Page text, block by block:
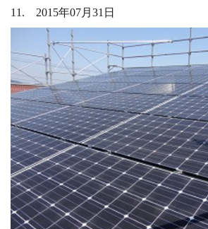
11. 2015年07月31日